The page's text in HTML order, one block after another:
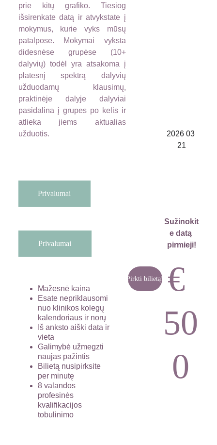
5
0
prie kitų grafiko. Tiesiog
išsirenkate datą ir atvykstate į
mokymus, kurie vyks mūsų
patalpose. Mokymai vyksta
didesnėse grupėse (10+
dalyvių) todėl yra atsakoma į
platesnį spektrą dalyvių
užduodamų klausimų,
praktinėje dalyje dalyviai
pasidalina į grupes po kelis ir
atlieka jiems aktualias
užduotis.
Mažesnė kaina
Esate nepriklausomi
nuo klinikos kolegų
kalendoriaus ir norų
Iš anksto aiški data ir
vieta
Galimybė užmegzti
naujas pažintis
Bilietą nusipirksite
per minutę
8 valandos
profesinės
kvalifikacijos
tobulinimo
Privalumai
Pirkti bilietą!
€
50
0
Privalumai
Sužinokit
e datą
pirmieji!
2026 03
21